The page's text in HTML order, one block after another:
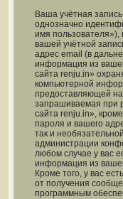
Ваша учётная
однозначно
имя
вашей учётной
адрес email (в
информация из
сайта renju.in»
компьютерной
предоставляющей
запрашиваемая при
сайта renju.in»,
пароля и вашего
так и
администрации
любом случае у вас
информация из
Кроме того, у вас
от получения
программным